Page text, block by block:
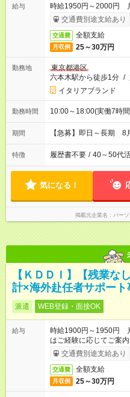
給与
時給1950円～2000円
交通費別途支給あり
交通費 全額支給
月収例 25～30万円
勤務地
東京都港区
六本木駅から徒歩1分 /
イタリアブランド
勤務時間 10:00～18:00(実働7時
期間 【急募】即日～長期
特徴 履歴書不要 / 40～50代
気になる！
掲載元企業名 パー
【ＫＤＤＩ】【残業な
計×海外赴任者サポート
派遣 WEB登録・面接OK
給与
時給1900円～1950円
はご経験に応じてご案
交通費別途支給あり
交通費 全額支給
月収例 25～30万円